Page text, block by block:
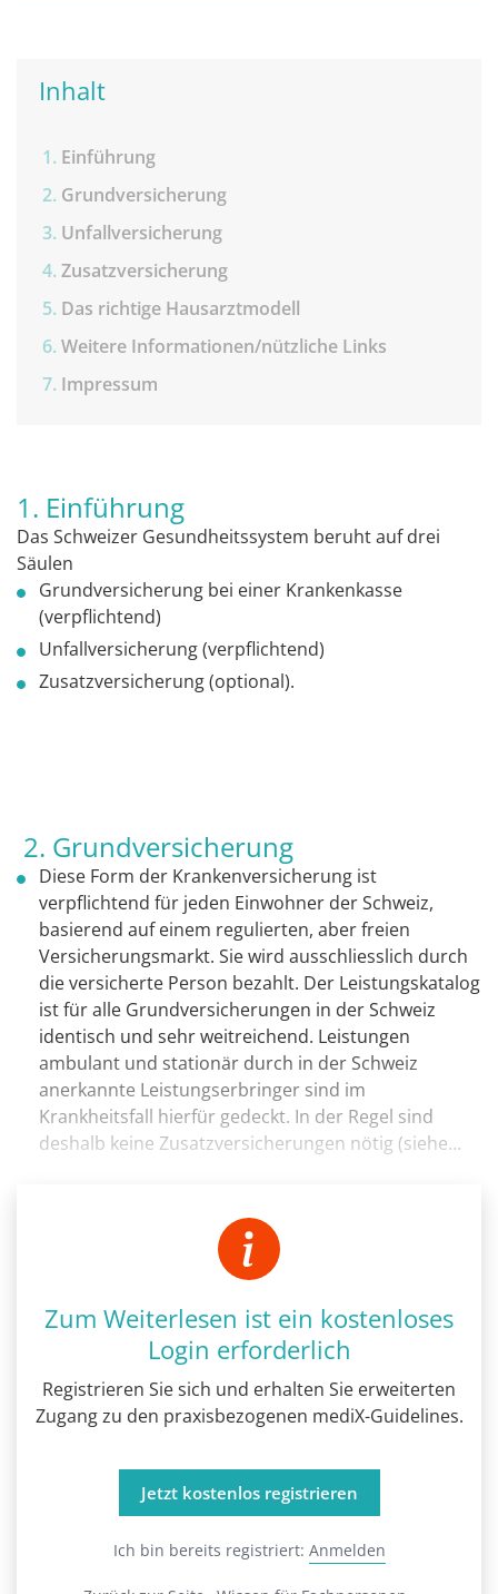
Inhalt
Einführung
Grundversicherung
Unfallversicherung
Zusatzversicherung
Das richtige Hausarztmodell
Weitere Informationen/nützliche Links
Impressum
1. Einführung
Das Schweizer Gesundheitssystem beruht auf drei
Säulen
Grundversicherung bei einer Krankenkasse
(verpflichtend)
Unfallversicherung (verpflichtend)
Zusatzversicherung (optional).
2. Grundversicherung
Diese Form der Krankenversicherung ist
verpflichtend für jeden Einwohner der Schweiz,
basierend auf einem regulierten, aber freien
Versicherungsmarkt. Sie wird ausschliesslich durch
die versicherte Person bezahlt. Der Leistungskatalog
ist für alle Grundversicherungen in der Schweiz
identisch und sehr weitreichend. Leistungen
ambulant und stationär durch in der Schweiz
anerkannte Leistungserbringer sind im
Krankheitsfall hierfür gedeckt. In der Regel sind
deshalb keine Zusatzversicherungen nötig (siehe…
Zum Weiterlesen ist ein kostenloses
Login erforderlich
Registrieren Sie sich und erhalten Sie erweiterten
Zugang zu den praxisbezogenen mediX-Guidelines.
Jetzt kostenlos registrieren
Ich bin bereits registriert: Anmelden